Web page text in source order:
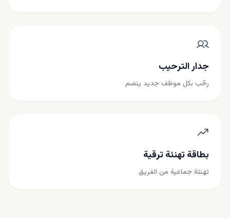
جدار الترحيب
رحّب بكل موظف جديد ينضم
بطاقة تهنئة ترقية
تهنئة جماعية من الفريق